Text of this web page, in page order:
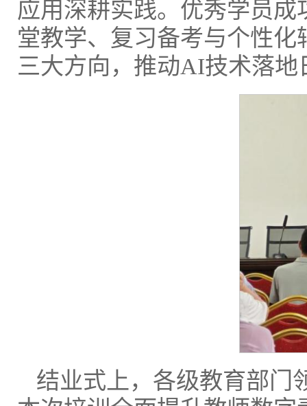
应用深耕实践。优秀学员
堂教学、复习备考与个性
三大方向，推动AI技术落
结业式上，各级教育部门